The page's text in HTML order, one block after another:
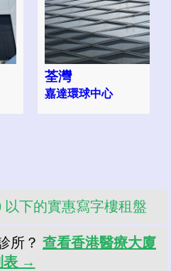
荃灣
嘉達環球中心
以下的實惠寫字樓租盤
所？ 查看香港醫療大廈
表 →